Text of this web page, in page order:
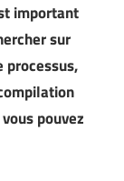
important
sur
processus,
pouvez